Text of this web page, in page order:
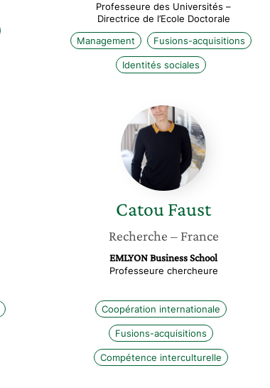
Professeure des Universités –
Directrice de l’Ecole Doctorale
Management
Fusions-acquisitions
Identités sociales
Catou
Faust
Catou Faust
Recherche – France
EMLYON Business School
Professeure chercheure
Coopération internationale
Fusions-acquisitions
Compétence interculturelle